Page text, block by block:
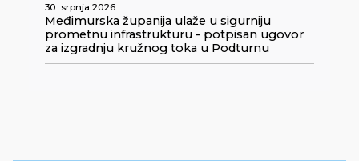
30. srpnja 2026.
Međimurska županija ulaže u sigurniju
prometnu infrastrukturu - potpisan ugovor
za izgradnju kružnog toka u Podturnu